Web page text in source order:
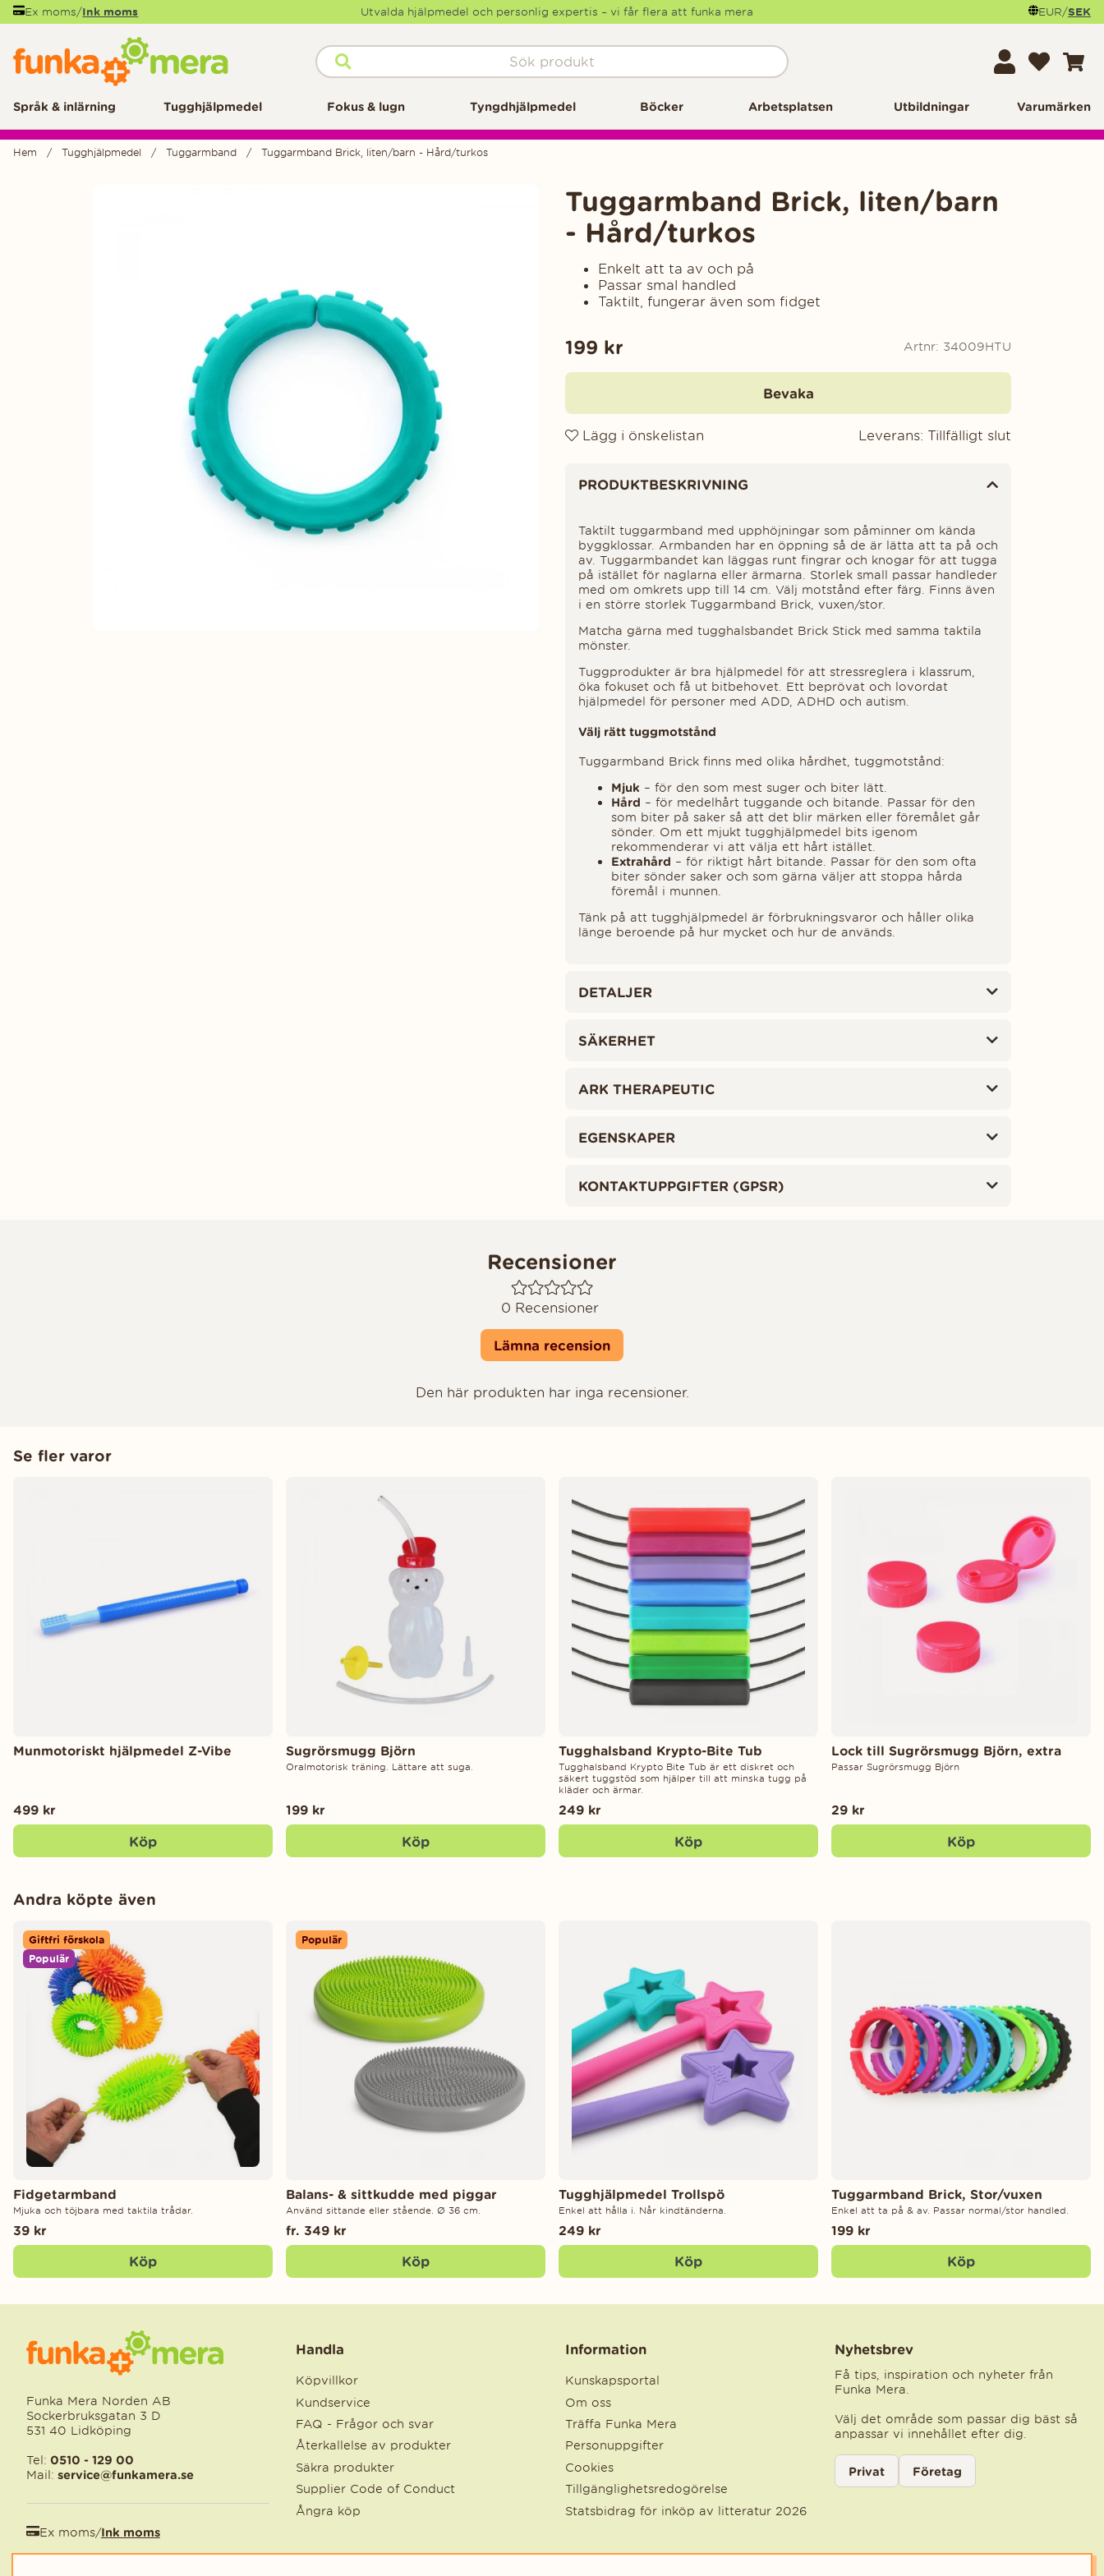
Ex moms/Ink moms Utvalda hjälpmedel och personlig expertis – vi får flera att funka mera EUR/SEK
Språk & inlärning Tugghjälpmedel Fokus & lugn Tyngdhjälpmedel Böcker Arbetsplatsen Utbildningar Varumärken
Hem Tugghjälpmedel Tuggarmband Tuggarmband Brick, liten/barn - Hård/turkos
Tuggarmband Brick, liten/barn
- Hård/turkos
Enkelt att ta av och på
Passar smal handled
Taktilt, fungerar även som fidget
199 kr Artnr: 34009HTU
Bevaka
Lägg i önskelistan Leverans: Tillfälligt slut
PRODUKTBESKRIVNING
Taktilt tuggarmband med upphöjningar som påminner om kända
byggklossar. Armbanden har en öppning så de är lätta att ta på och
av. Tuggarmbandet kan läggas runt fingrar och knogar för att tugga
på istället för naglarna eller ärmarna. Storlek small passar handleder
med om omkrets upp till 14 cm. Välj motstånd efter färg. Finns även
i en större storlek Tuggarmband Brick, vuxen/stor.
Matcha gärna med tugghalsbandet Brick Stick med samma taktila
mönster.
Tuggprodukter är bra hjälpmedel för att stressreglera i klassrum,
öka fokuset och få ut bitbehovet. Ett beprövat och lovordat
hjälpmedel för personer med ADD, ADHD och autism.
Välj rätt tuggmotstånd
Tuggarmband Brick finns med olika hårdhet, tuggmotstånd:
Mjuk – för den som mest suger och biter lätt.
Hård – för medelhårt tuggande och bitande. Passar för den
som biter på saker så att det blir märken eller föremålet går
sönder. Om ett mjukt tugghjälpmedel bits igenom
rekommenderar vi att välja ett hårt istället.
Extrahård – för riktigt hårt bitande. Passar för den som ofta
biter sönder saker och som gärna väljer att stoppa hårda
föremål i munnen.
Tänk på att tugghjälpmedel är förbrukningsvaror och håller olika
länge beroende på hur mycket och hur de används.
DETALJER
SÄKERHET
ARK THERAPEUTIC
EGENSKAPER
KONTAKTUPPGIFTER (GPSR)
Recensioner
0 Recensioner
Lämna recension
Den här produkten har inga recensioner.
Se fler varor
Munmotoriskt hjälpmedel Z-Vibe
499 kr
Köp
Sugrörsmugg Björn
Oralmotorisk träning. Lättare att suga.
199 kr
Köp
Tugghalsband Krypto-Bite Tub
Tugghalsband Krypto Bite Tub är ett diskret och
säkert tuggstöd som hjälper till att minska tugg på
kläder och ärmar.
249 kr
Köp
Lock till Sugrörsmugg Björn, extra
Passar Sugrörsmugg Björn
29 kr
Köp
Andra köpte även
Giftfri förskola
Populär
Fidgetarmband
Mjuka och töjbara med taktila trådar.
39 kr
Köp
Populär
Balans- & sittkudde med piggar
Använd sittande eller stående. Ø 36 cm.
fr. 349 kr
Köp
Tugghjälpmedel Trollspö
Enkel att hålla i. Når kindtänderna.
249 kr
Köp
Tuggarmband Brick, Stor/vuxen
Enkel att ta på & av. Passar normal/stor handled.
199 kr
Köp
Funka Mera Norden AB
Sockerbruksgatan 3 D
531 40 Lidköping
Tel: 0510 - 129 00
Mail: service@funkamera.se
Ex moms/Ink moms
Handla
Köpvillkor
Kundservice
FAQ - Frågor och svar
Återkallelse av produkter
Säkra produkter
Supplier Code of Conduct
Ångra köp
Information
Kunskapsportal
Om oss
Träffa Funka Mera
Personuppgifter
Cookies
Tillgänglighetsredogörelse
Statsbidrag för inköp av litteratur 2026
Nyhetsbrev
Få tips, inspiration och nyheter från
Funka Mera.
Välj det område som passar dig bäst så
anpassar vi innehållet efter dig.
Välj kategori för nyhetsbrev
Privat Företag